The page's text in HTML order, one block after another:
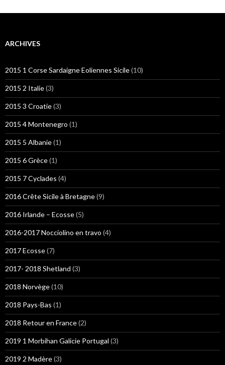
ARCHIVES
2015 1 Corse Sardaigne Eoliennes Sicile(10)
2015 2 Italie(3)
2015 3 Croatie(3)
2015 4 Montenegro (1)
2015 5 Albanie(1)
2015 6 Grèce(1)
2015 7 Cyclades (4)
2016 Crête Sicile à Bretagne(9)
2016 Irlande – Ecosse(5)
2016-2017 Nocciolino en travo (4)
2017 Ecosse(7)
2017- 2018 Shetland (3)
2018 Norvège(10)
2018 Pays-Bas (1)
2018 Retour en France(2)
2019 1 Morbihan Galicie Portugal (3)
2019 2 Madère(3)